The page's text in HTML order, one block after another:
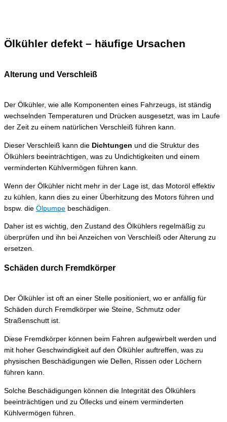
Ölkühler defekt – häufige Ursachen
Alterung und Verschleiß
Der Ölkühler, wie alle Komponenten eines Fahrzeugs, ist ständig
wechselnden Temperaturen und Drücken ausgesetzt, was im Laufe
der Zeit zu einem natürlichen Verschleiß führen kann.
Dieser Verschleiß kann die Dichtungen und die Struktur des
Ölkühlers beeinträchtigen, was zu Undichtigkeiten und einem
verminderten Kühlvermögen führen kann.
Wenn der Ölkühler nicht mehr in der Lage ist, das Motoröl effektiv
zu kühlen, kann dies zu einer Überhitzung des Motors führen und
bspw. die Ölpumpe beschädigen.
Daher ist es wichtig, den Zustand des Ölkühlers regelmäßig zu
überprüfen und ihn bei Anzeichen von Verschleiß oder Alterung zu
ersetzen.
Schäden durch Fremdkörper
Der Ölkühler ist oft an einer Stelle positioniert, wo er anfällig für
Schäden durch Fremdkörper wie Steine, Schmutz oder
Straßenschutt ist.
Diese Fremdkörper können beim Fahren aufgewirbelt werden und
mit hoher Geschwindigkeit auf den Ölkühler auftreffen, was zu
physischen Beschädigungen wie Dellen, Rissen oder Löchern
führen kann.
Solche Beschädigungen können die Integrität des Ölkühlers
beeinträchtigen und zu Öllecks und einem verminderten
Kühlvermögen führen.